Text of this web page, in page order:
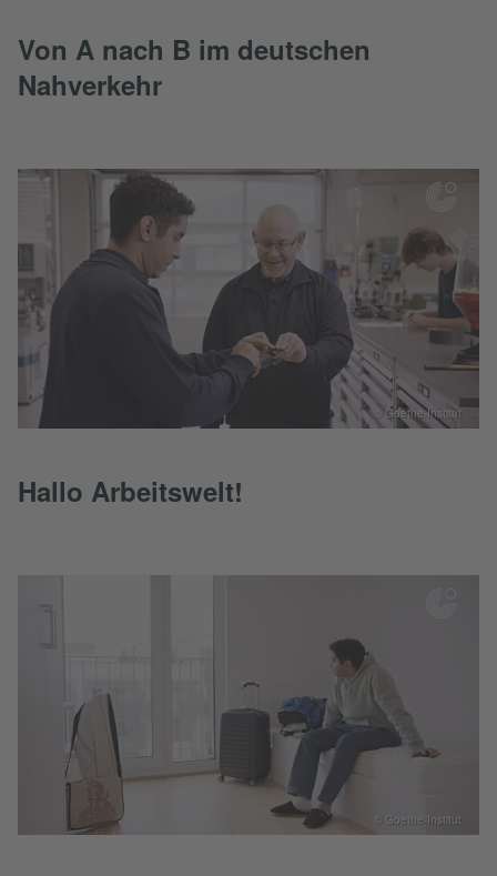
Von A nach B im deutschen
Nahverkehr
Hallo Arbeitswelt!
© Goethe-Institut
© Goethe-Institut